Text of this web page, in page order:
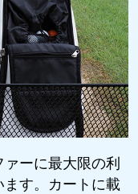
ァーに最大限の利
す。カートに載